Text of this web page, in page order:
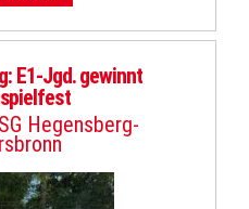
E1-Jgd. gewinnt
SG Hegensberg-